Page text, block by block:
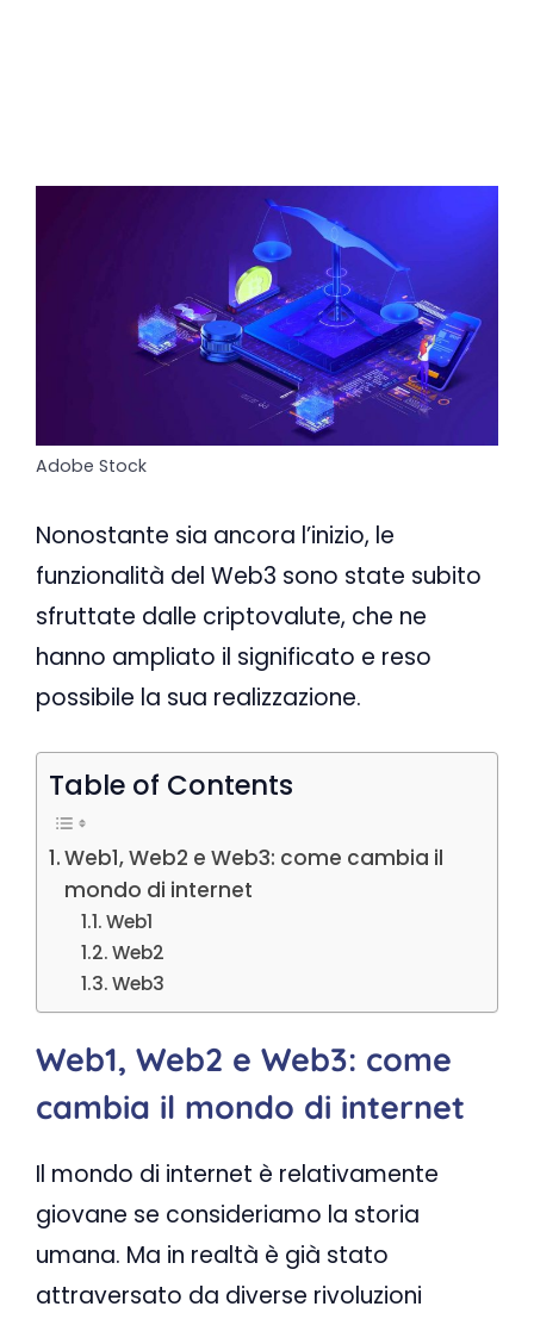
Adobe Stock
Nonostante sia ancora l’inizio, le
funzionalità del Web3 sono state subito
sfruttate dalle criptovalute, che ne
hanno ampliato il significato e reso
possibile la sua realizzazione.
Table of Contents
Web1, Web2 e Web3: come cambia il
mondo di internet
Web1
Web2
Web3
Web1, Web2 e Web3: come
cambia il mondo di internet
Il mondo di internet è relativamente
giovane se consideriamo la storia
umana. Ma in realtà è già stato
attraversato da diverse rivoluzioni